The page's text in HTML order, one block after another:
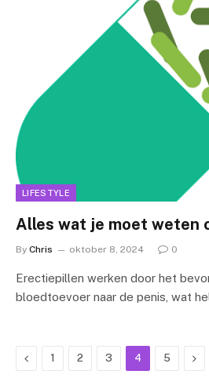
LIFESTYLE
Alles wat je moet weten
By Chris oktober 8, 2024 0
Erectiepillen werken door het
bloedtoevoer naar de penis, wat
Previous
1 2 3 4 5